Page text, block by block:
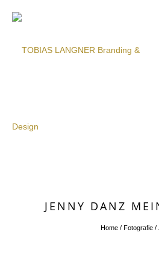
JENNY DANZ
Home / Fotografie /